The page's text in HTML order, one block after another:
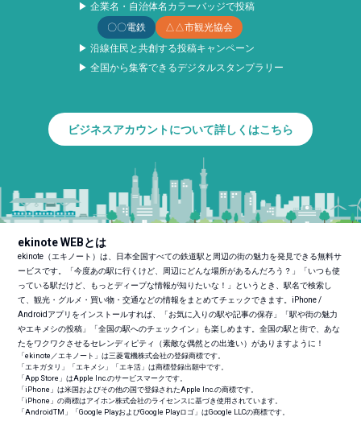
▶ 企業名・自治体名カラーバッジで投稿
〇〇電鉄
△△市観光協会
▶ 沿線住民と共創する投稿キャンペーン
▶ 全国から集客できるデジタルスタンプラリー
ビジネスアカウントについて詳しくはこちら
ekinote WEBとは
ekinote（エキノート）は、日本全国すべての鉄道駅と周辺の街の魅力を発見できる無料サ
ービスです。「今度あの駅に行くけど、周辺にどんな場所があるんだろう？」「いつも使
っている駅だけど、もっとディープな情報が知りたいな！」というとき、駅名で検索し
て、観光・グルメ・買い物・交通などの情報をまとめてチェックできます。iPhone /
Androidアプリをインストールすれば、「お気に入りの駅や記事の保存」「駅や街の魅力
やエキメシの投稿」「全国の駅へのチェックイン」も楽しめます。全国の駅と街で、あな
たをワクワクさせるセレンディピティ（素敵な偶然との出逢い）がありますように！
「ekinote／エキノート」は三菱電機株式会社の登録商標です。
「エキガタリ」「エキメシ」「エキ活」は商標登録出願中です。
「App Store」はApple Inc.のサービスマークです。
「iPhone」は米国およびその他の国で登録されたApple Inc.の商標です。
「iPhone」の商標はアイホン株式会社のライセンスに基づき使用されています。
「AndroidTM 」「Google PlayおよびGoogle Playロゴ」はGoogle LLCの商標です。